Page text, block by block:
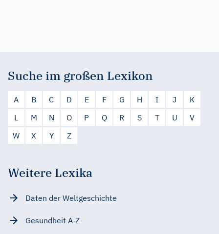
Suche im großen Lexikon
A B C D E F G H I J
K
L
M N O P Q R S T U
V
W
X Y Z
Weitere Lexika
Daten der Weltgeschichte
Gesundheit A-Z